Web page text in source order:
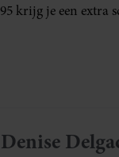
krijg je een extra
Denise